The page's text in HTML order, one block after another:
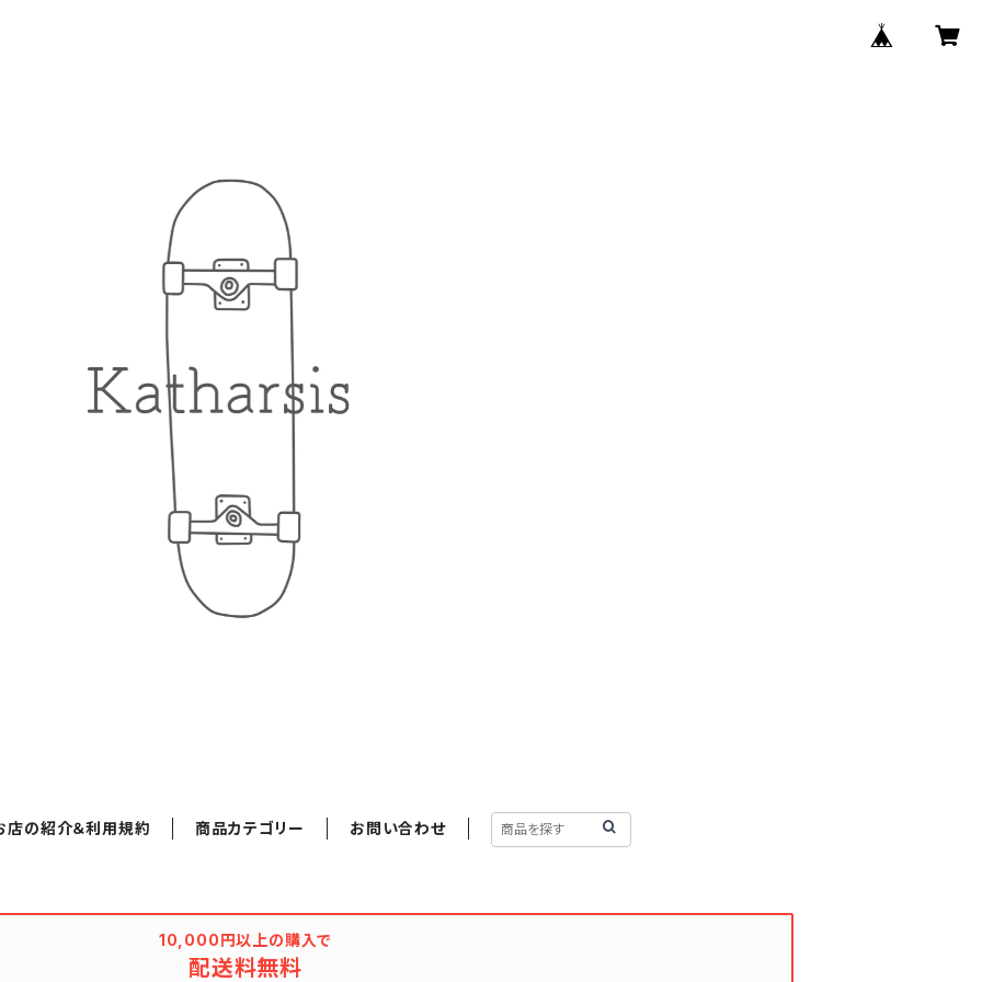
店の紹介＆利用規約 商品カテゴリー お問い合わせ
10,000円以上の購入で
配送料無料